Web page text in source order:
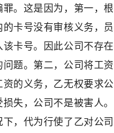
。这是因为，第一，根
卡号没有审核义务，员
卡号。因此公司不存在
题。第二，公司将工资
的义务，乙无权要求公
失，公司不是被害人。
，代为行使了乙对公司